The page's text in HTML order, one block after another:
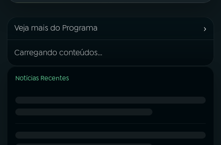
Veja mais do Programa ›
Carregando conteúdos...
Notícias Recentes